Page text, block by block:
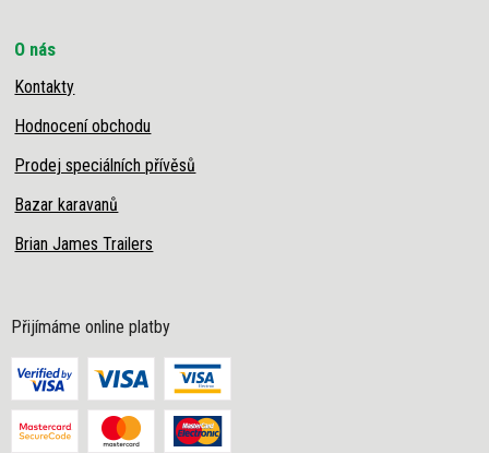
O nás
Kontakty
Hodnocení obchodu
Prodej speciálních přívěsů
Bazar karavanů
Brian James Trailers
Přijímáme online platby